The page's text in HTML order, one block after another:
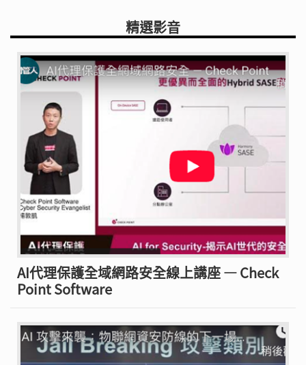
精選影音
AI代理保護全域網路安全線上講座 — Check
Point Software